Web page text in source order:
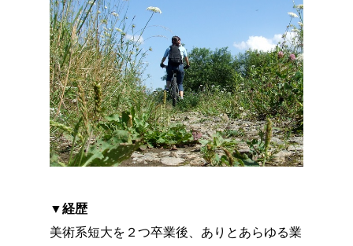
▼経歴
美術系短大を２つ卒業後、ありとあらゆる業